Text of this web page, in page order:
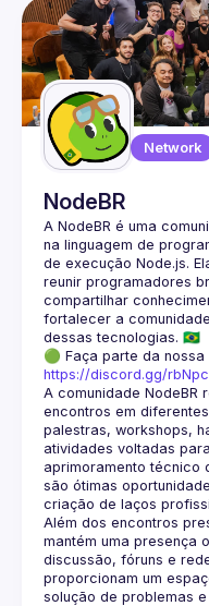
Network
NodeBR
A NodeBR é uma
na linguagem de
de execução Node.js.
reunir programadores
compartilhar
fortalecer a
🟢 Faça parte da
https://discord.gg/
A comunidade NodeBR
encontros em
palestras, workshops,
atividades voltadas
aprimoramento técnico
são ótimas
Além dos encontros
mantém uma presença
discussão, fóruns e
proporcionam um
solução de problemas